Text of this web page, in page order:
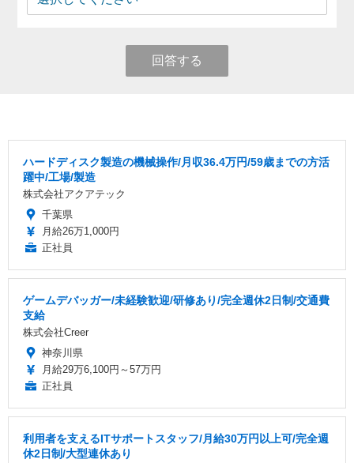
回答する
ハードディスク製造の機械操作/月収36.4万円/59歳までの方活
躍中/工場/製造
株式会社アクアテック
千葉県
月給26万1,000円
正社員
ゲームデバッガー/未経験歓迎/研修あり/完全週休2日制/交通費
支給
株式会社Creer
神奈川県
月給29万6,100円～57万円
正社員
利用者を支えるITサポートスタッフ/月給30万円以上可/完全週
休2日制/大型連休あり